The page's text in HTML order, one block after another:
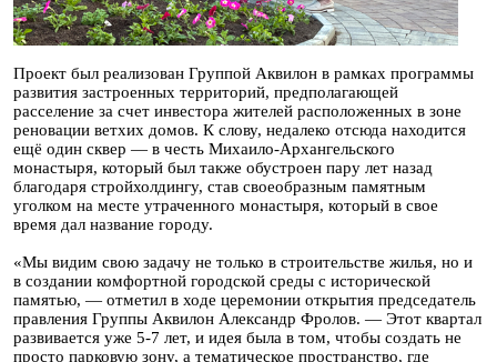
Проект был реализован Группой Аквилон в рамках программы
развития застроенных территорий, предполагающей
расселение за счет инвестора жителей расположенных в зоне
реновации ветхих домов. К слову, недалеко отсюда находится
ещё один сквер — в честь Михаило-Архангельского
монастыря, который был также обустроен пару лет назад
благодаря стройхолдингу, став своеобразным памятным
уголком на месте утраченного монастыря, который в свое
время дал название городу.
«Мы видим свою задачу не только в строительстве жилья, но и
в создании комфортной городской среды с исторической
памятью, — отметил в ходе церемонии открытия председатель
правления Группы Аквилон Александр Фролов. — Этот квартал
развивается уже 5-7 лет, и идея была в том, чтобы создать не
просто парковую зону, а тематическое пространство, где